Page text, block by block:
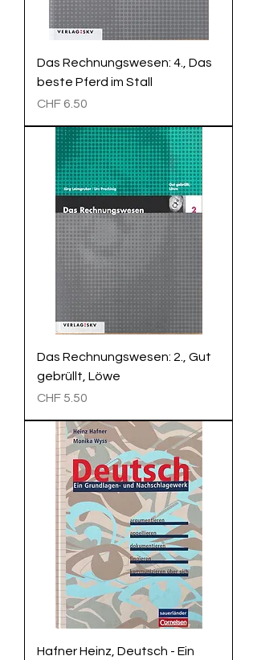
Das Rechnungswesen: 4., Das
beste Pferd im Stall
Preis
CHF 6.50
Das Rechnungswesen: 2., Gut
gebrüllt, Löwe
Preis
CHF 5.50
Hafner Heinz, Deutsch - Ein